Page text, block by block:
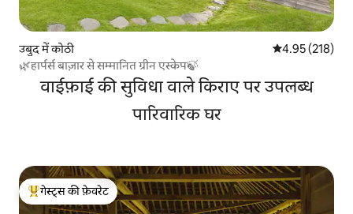
उबुद में कोठी औसत रेटिंग 5 में से
4.95 (218)
🌿हार्पर्स बाज़ार से सम्मानित ग्रीन एस्केप🍃
वाईफ़ाई की सुविधा वाले किराए पर उपलब्ध
पारिवारिक घर
गेस्ट्स का टॉप फ़ेवरेट
गेस्ट्स की फ़ेवरेट